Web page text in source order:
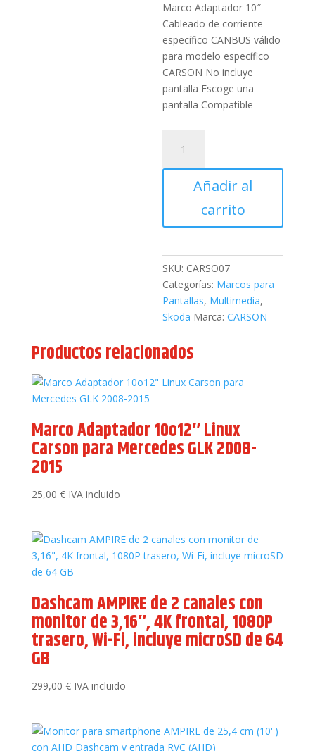
Marco Adaptador 10″
Cableado de corriente
específico CANBUS válido
para modelo específico
CARSON No incluye
pantalla Escoge una
pantalla Compatible
Adaptador
10"
Carson
cantidad
Añadir al
carrito
SKU: CARSO07
Categorías: Marcos para
Pantallas, Multimedia,
Skoda Marca:CARSON
Productos relacionados
Marco Adaptador 10o12″ Linux
Carson para Mercedes GLK 2008-
2015
25,00 € IVA incluido
Dashcam AMPIRE de 2 canales con
monitor de 3,16″, 4K frontal, 1080P
trasero, Wi-Fi, incluye microSD de 64
GB
299,00 € IVA incluido